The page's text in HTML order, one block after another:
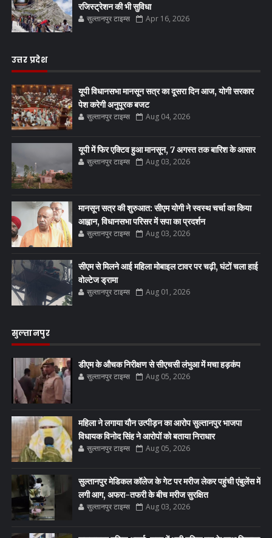
रजिस्ट्रेशन की भी सुविधा
सुल्तानपुर टाइम्स Apr 16, 2026
उत्तर प्रदेश
यूपी विधानसभा मानसून सत्र का दूसरा दिन आज, योगी सरकार
पेश करेगी अनुपूरक बजट
सुल्तानपुर टाइम्स Aug 04, 2026
यूपी में फिर एक्टिव हुआ मानसून, 7 अगस्त तक बारिश के आसार
सुल्तानपुर टाइम्स Aug 03, 2026
मानसून सत्र की शुरुआत: सीएम योगी ने स्वस्थ चर्चा का किया
आह्वान, विधानसभा परिसर में सपा का प्रदर्शन
सुल्तानपुर टाइम्स Aug 03, 2026
सीएम से मिलने आई महिला मोबाइल टावर पर चढ़ी, घंटों चला हाई
वोल्टेज ड्रामा
सुल्तानपुर टाइम्स Aug 01, 2026
सुल्तानपुर
डीएम के औचक निरीक्षण से सीएचसी लंभुआ में मचा हड़कंप
सुल्तानपुर टाइम्स Aug 05, 2026
महिला ने लगाया यौन उत्पीड़न का आरोप सुल्तानपुर भाजपा
विधायक विनोद सिंह ने आरोपों को बताया निराधार
सुल्तानपुर टाइम्स Aug 05, 2026
सुल्तानपुर मेडिकल कॉलेज के गेट पर मरीज लेकर पहुंची एंबुलेंस में
लगी आग, अफरा-तफरी के बीच मरीज सुरक्षित
सुल्तानपुर टाइम्स Aug 03, 2026